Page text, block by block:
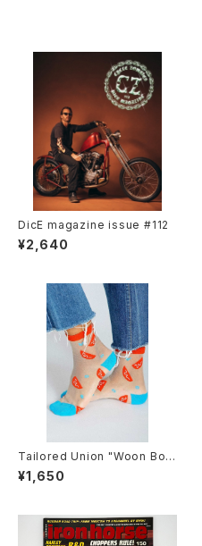
DicE magazine issue #112
¥2,640
Tailored Union "Woon Bow
l" womens socks
¥1,650